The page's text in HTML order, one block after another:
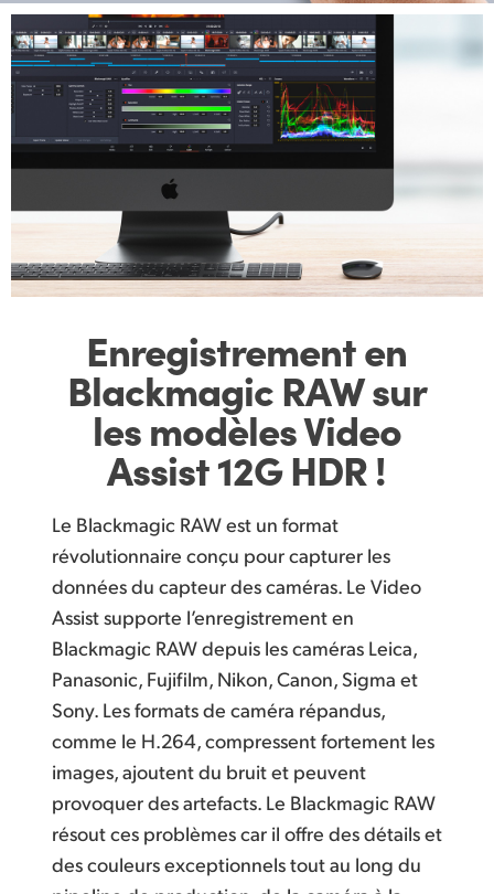
Enregistrementen
BlackmagicRAW sur
lesmodèles Video
Assist 12G HDR !
Le Blackmagic RAW est un format
révolutionnaire conçu pour capturer les
données du capteur des caméras. Le Video
Assist supporte l’enregistrement en
Blackmagic RAW depuis les caméras Leica,
Panasonic, Fujifilm, Nikon, Canon, Sigma et
Sony. Les formats de caméra répandus,
comme le H.264, compressent fortement les
images, ajoutent du bruit et peuvent
provoquer des artefacts. Le Blackmagic RAW
résout ces problèmes car il offre des détails et
des couleurs exceptionnels tout au long du